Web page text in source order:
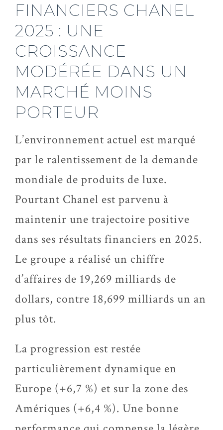
FINANCIERS CHANEL
2025 : UNE
CROISSANCE
MODÉRÉE DANS UN
MARCHÉ MOINS
PORTEUR
L’environnement actuel est marqué
par le ralentissement de la demande
mondiale de produits de luxe.
Pourtant Chanel est parvenu à
maintenir une trajectoire positive
dans ses résultats financiers en 2025.
Le groupe a réalisé un chiffre
d’affaires de 19,269 milliards de
dollars, contre 18,699 milliards un an
plus tôt.
La progression est restée
particulièrement dynamique en
Europe (+6,7 %) et sur la zone des
Amériques (+6,4 %). Une bonne